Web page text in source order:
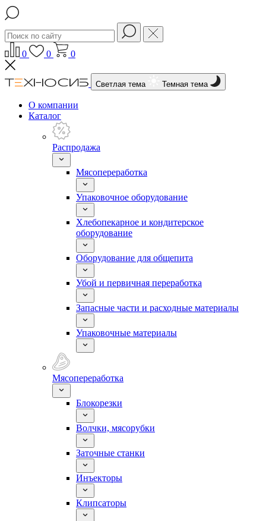
0 0 0
Светлая тема Темная тема
О компании
Каталог
Распродажа
Мясопереработка
Упаковочное оборудование
Хлебопекарное и кондитерское
оборудование
Оборудование для общепита
Убой и первичная переработка
Запасные части и расходные материалы
Упаковочные материалы
Мясопереработка
Блокорезки
Волчки, мясорубки
Заточные станки
Инъекторы
Клипсаторы